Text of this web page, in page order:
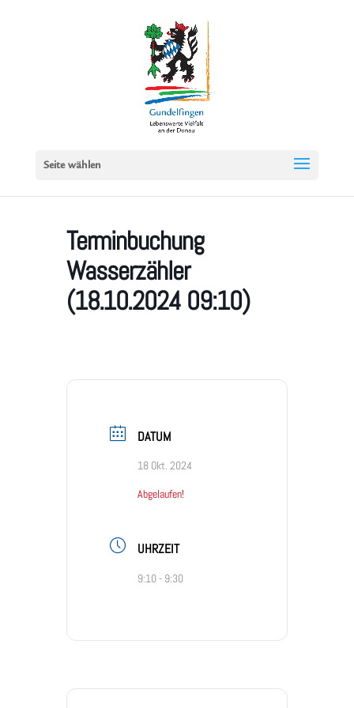
Seite wählen
Terminbuchung
Wasserzähler
(18.10.2024 09:10)
DATUM
18 Okt. 2024
Abgelaufen!
UHRZEIT
9:10 - 9:30